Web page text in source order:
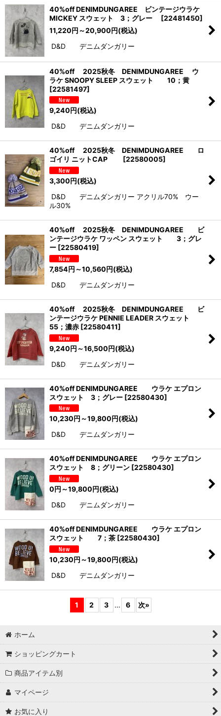
40%off DENIMDUNGAREE ビンテージウラケ
MICKEY スウェット 3；グレー
[22481450]
11,220円 ～20,900円(税込)
D&D デニムダンガリー
40%off 2025秋冬 DENIMDUNGAREE ウ
ラケ SNOOPY SLEEP スウェット 10；黄
[22581497]
9,240 円(税込)
D&D デニムダンガリー
40%off 2025秋冬 DENIMDUNGAREE ロ
ゴイリ ニットCAP
[22580005]
3,300円(税込)
D&D デニムダンガリー アクリル70% ウー
ル30%
40%off 2025秋冬 DENIMDUNGAREE ビ
ンテージウラケ ワッペン スウェット 3；グレ
ー [22580419]
7,854円 ～10,560円(税込)
D&D デニムダンガリー
40%off 2025秋冬 DENIMDUNGAREE ビ
ンテージウラケ PENNIE LEADER スウェット
55；濃赤 [22580411]
9,240円 ～16,500円(税込)
D&D デニムダンガリー
40%off DENIMDUNGAREE ウラケ エプロン
スウェット 3；グレー [22580430]
10,230円 ～19,800円(税込)
D&D デニムダンガリー
40%off DENIMDUNGAREE ウラケ エプロン
スウェット 8；グリーン [22580430]
0円 ～19,800円(税込)
D&D デニムダンガリー
40%off DENIMDUNGAREE ウラケ エプロン
スウェット 7；茶 [22580430]
10,230円 ～19,800円(税込)
D&D デニムダンガリー
1 2 3 ... 6 次»
ホーム
ショッピングカート
商品アイテム別
マイページ
お気に入り